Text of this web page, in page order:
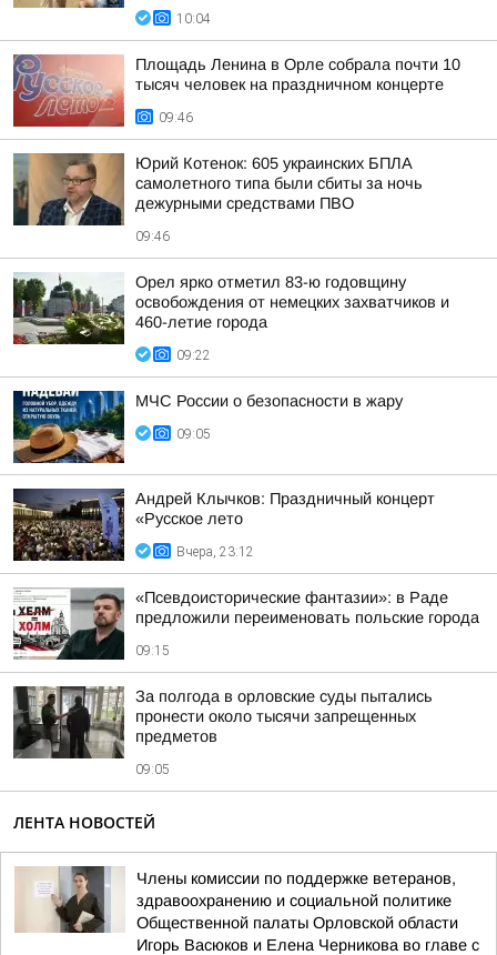
10:04
Площадь Ленина в Орле собрала почти 10
тысяч человек на праздничном концерте
09:46
Юрий Котенок: 605 украинских БПЛА
самолетного типа были сбиты за ночь
дежурными средствами ПВО
09:46
Орел ярко отметил 83-ю годовщину
освобождения от немецких захватчиков и
460-летие города
09:22
МЧС России о безопасности в жару
09:05
Андрей Клычков: Праздничный концерт
«Русское лето
Вчера, 23:12
«Псевдоисторические фантазии»: в Раде
предложили переименовать польские города
09:15
За полгода в орловские суды пытались
пронести около тысячи запрещенных
предметов
09:05
ЛЕНТА НОВОСТЕЙ
Члены комиссии по поддержке ветеранов,
здравоохранению и социальной политике
Общественной палаты Орловской области
Игорь Васюков и Елена Черникова во главе с